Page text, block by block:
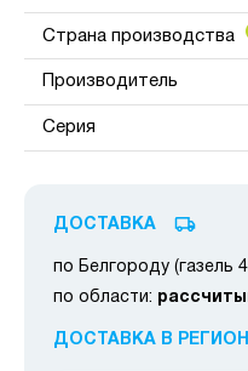
Страна производства
Производитель
Серия
ДОСТАВКА
по Белгороду (газель
по области:
ДОСТАВКА В